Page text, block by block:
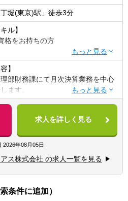
堀(東京)駅」徒歩3分
ル】
格をお持ちの方
ル】
所や税理士事務所出身の方
でのご経験は問いません。
の推しポイント】
128日ときちんとお休みも取れる環
3%という数値にも働きやすさが表
、今回の転職で長期に渡り働ける企
職をお考えの方には大変お勧めでき
の幅広い企業との取引があり、事
】
部財務課にて月次決算業務を中心
ます。
結決算業務
の作成（決算短信、四半期報告
証券報告書）
・申告
拠点、子会社への経理指導と支
営業とのやりとり
応じて業務を決定致します。これ
求人を詳しく見る
2026年08月05日
ス株式会社 の求人一覧を見る
条件に追加）